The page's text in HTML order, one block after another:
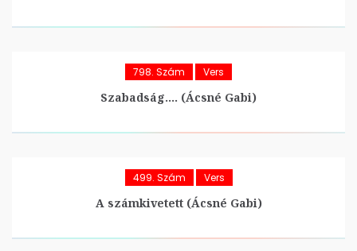
798. Szám Vers
Szabadság…. (Ácsné Gabi)
499. Szám Vers
A számkivetett (Ácsné Gabi)